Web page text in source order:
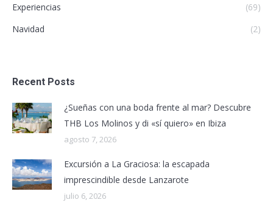
Experiencias
(69)
Navidad
(2)
Recent Posts
¿Sueñas con una boda frente al mar? Descubre
THB Los Molinos y di «sí quiero» en Ibiza
agosto 7, 2026
Excursión a La Graciosa: la escapada
imprescindible desde Lanzarote
julio 6, 2026